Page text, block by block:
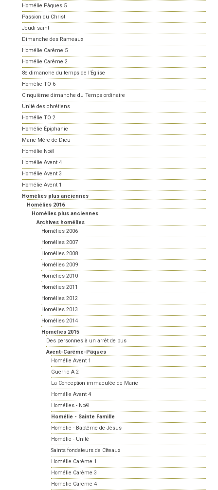
Homélie Pâques 5
Passion du Christ
Jeudi saint
Dimanche des Rameaux
Homélie Carême 5
Homélie Carême 2
8e dimanche du temps de l’Église
Homélie TO 6
Cinquième dimanche du Temps ordinaire
Unité des chrétiens
Homélie TO 2
Homélie Épiphanie
Marie Mère de Dieu
Homélie Noël
Homélie Avent 4
Homélie Avent 3
Homélie Avent 1
Homélies plus anciennes
Homélies 2016
Homélies plus anciennes
Archives homélies
Homélies 2006
Homélies 2007
Homélies 2008
Homélies 2009
Homélies 2010
Homélies 2011
Homélies 2012
Homélies 2013
Homélies 2014
Homélies 2015
Des personnes à un arrêt de bus
Avent-Carême-Pâques
Homélie Avent 1
Guerric A 2
La Conception immaculée de Marie
Homélie Avent 4
Homélies - Noël
Homélie - Sainte Famille
Homélie - Baptême de Jésus
Homélie - Unité
Saints fondateurs de Cîteaux
Homélie Carême 1
Homélie Carême 3
Homélie Carême 4